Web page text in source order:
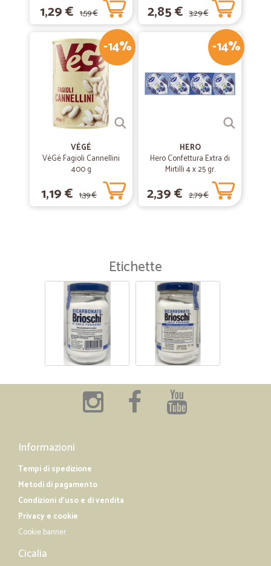
1,29 € 1,59 € 2,85 € 3,29 €
-14%
VÉGÉ
VéGé Fagioli Cannellini
400 g
1,19 € 1,39 €
-14%
HERO
Hero Confettura Extra di
Mirtilli 4 x 25 gr.
2,39 € 2,79 €
Etichette
Informazioni
Tempi di spedizione
Metodi di pagamento
Condizioni d'uso e di vendita
Privacy e cookie
Cookie banner
Cicalia